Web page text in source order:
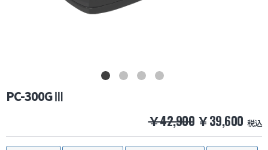
PC-300GⅢ
￥42,900 ￥39,600 税込
ネットワークカメラ
防犯グッズ・その他